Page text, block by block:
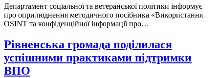
Департамент соціальної та ветеранської політики інформує
про оприлюднення методичного посібника «Використання
OSINT та конфіденційної інформації про…
Рівненська громада поділилася
успішними практиками підтримки
ВПО